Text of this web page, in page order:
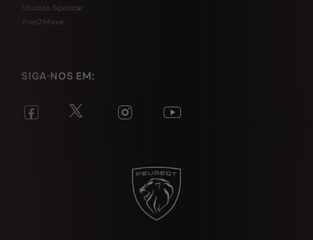
Usados Spoticar
Free2Move
SIGA-NOS EM: